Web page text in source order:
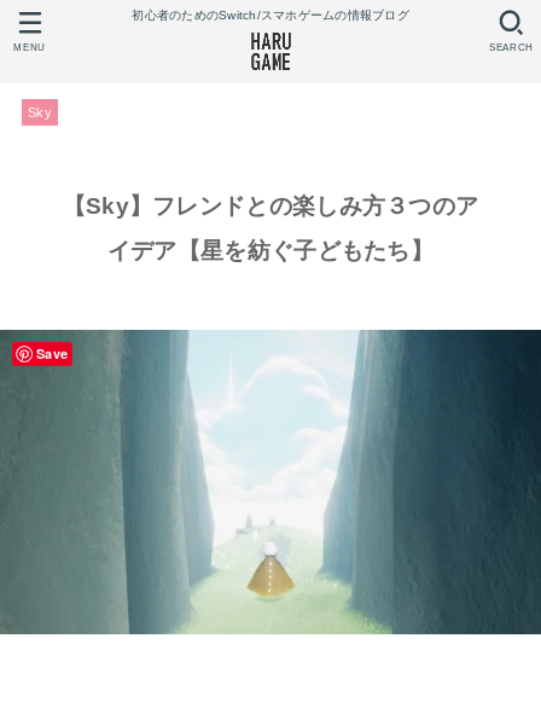
初心者のためのSwitch/スマホゲームの情報ブログ
SEARCH
MENU
Sky
【Sky】フレンドとの楽しみ方３つのア
イデア【星を紡ぐ子どもたち】
Save